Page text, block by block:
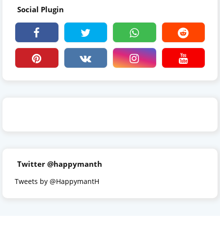
Social Plugin
Twitter @happymanth
Tweets by @HappymantH